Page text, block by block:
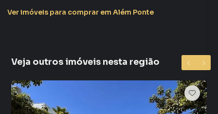
Ver imóveis para comprar em Além Ponte
Veja outros imóveis nesta região